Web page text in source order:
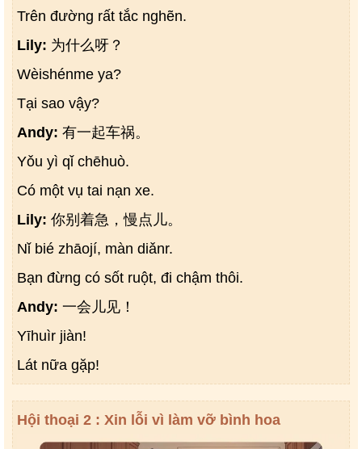
Trên đường rất tắc nghẽn.
Lily: 为什么呀？
Wèishénme ya?
Tại sao vậy?
Andy: 有一起车祸。
Yǒu yì qǐ chēhuò.
Có một vụ tai nạn xe.
Lily: 你别着急，慢点儿。
Nǐ bié zhāojí, màn diǎnr.
Bạn đừng có sốt ruột, đi chậm thôi.
Andy: 一会儿见！
Yīhuìr jiàn!
Lát nữa gặp!
Hội thoại 2 : Xin lỗi vì làm vỡ bình hoa